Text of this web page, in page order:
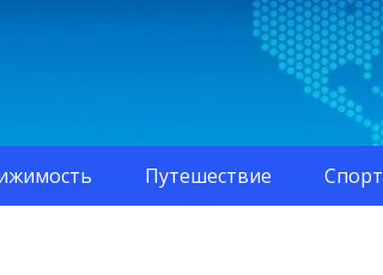
Путешествие Спорт